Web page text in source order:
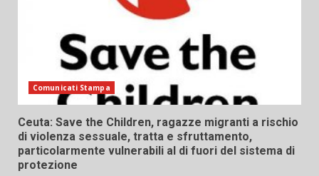
Comunicati Stampa
Ceuta: Save the Children, ragazze migranti a rischio
di violenza sessuale, tratta e sfruttamento,
particolarmente vulnerabili al di fuori del sistema di
protezione